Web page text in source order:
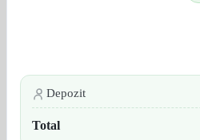
Depozit
Total